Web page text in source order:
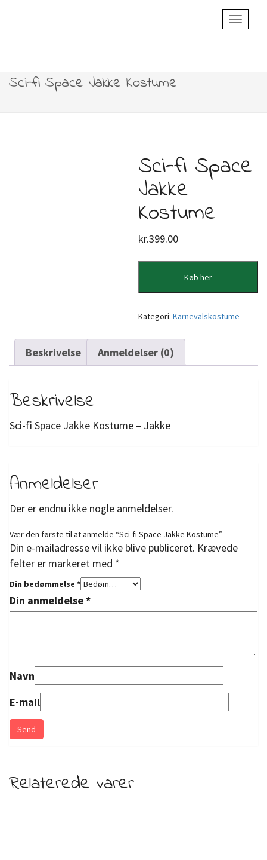
Toggle
Sci-fi Space Jakke Kostume
Sci-fi Space
Jakke
Kostume
kr.399.00
Køb her
Kategori:Karnevalskostume
Beskrivelse Anmeldelser (0)
Beskrivelse
Sci-fi Space Jakke Kostume – Jakke
Anmeldelser
Der er endnu ikke nogle anmeldelser.
Vær den første til at anmelde “Sci-fi Space Jakke Kostume”
Din e-mailadresse vil ikke blive publiceret. Krævede
felter er markeret med *
Din bedømmelse *
Din anmeldelse*
Navn
E-mail
Relaterede varer